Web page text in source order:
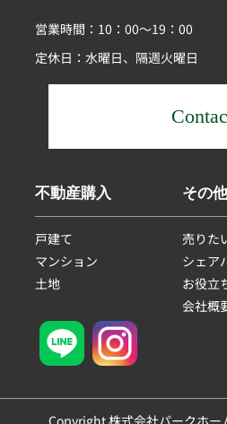
営業時間：10：00～19：00
定休日：水曜日、隔週火曜日
不動産購入
戸建て
マンション
土地
その他
売りた
シェア
お役立
会社概
Copyright 株式会社パークホー